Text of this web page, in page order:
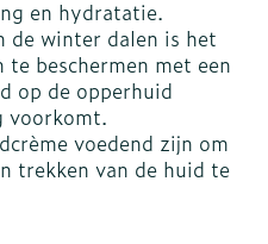
en hydratatie.
de winter dalen is het
beschermen met een
op de opperhuid
voorkomt.
voedend zijn om
trekken van de huid te